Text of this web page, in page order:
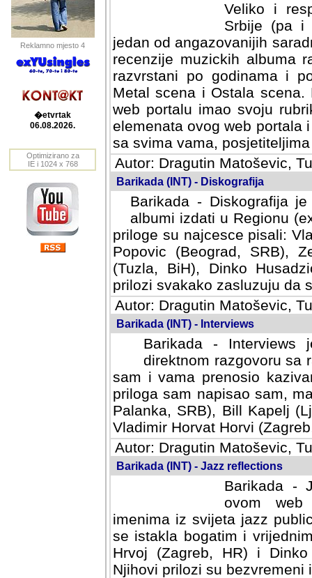
Reklamno mjesto 4
�etvrtak
06.08.2026.
Optimizirano za
IE i 1024 x 768
Veliko i
Srbije (pa i
jedan od angazovanijih
recenzije muzickih albuma
razvrstani po godinama i po
scena i Ostala scena.
portalu imao svoju
elemenata ovog web portala
sa svima vama,
Autor: Dragutin Matoševic,
Barikada (INT) - Diskografija
Barikada - Diskografija
albumi izdati u Regionu
priloge su najcesce pisali:
Popovic (Beograd, SRB),
(Tuzla, BiH), Dinko
prilozi svakako zasluzuju da
Autor: Dragutin Matoševic,
Barikada (INT) - Interviews
Barikada -
direktnom razgovoru sa
sam i vama prenosio
priloga sam napisao sam,
Palanka, SRB), Bill Kapelj
Vladimir Horvat Horvi
Autor: Dragutin Matoševic,
Barikada (INT) - Jazz reflections
Barikada -
ovom web
imenima iz svijeta jazz
se istakla bogatim i
Hrvoj (Zagreb, HR) i
Njihovi prilozi su bezvremeni